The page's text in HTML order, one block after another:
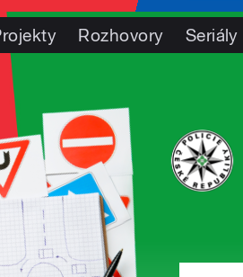
Rozhovory Seriály